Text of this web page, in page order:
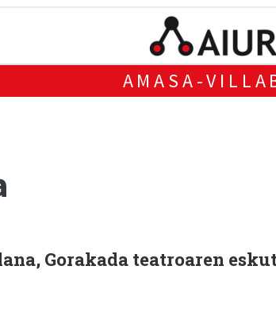
AMASA-
Gorakada teatroaren